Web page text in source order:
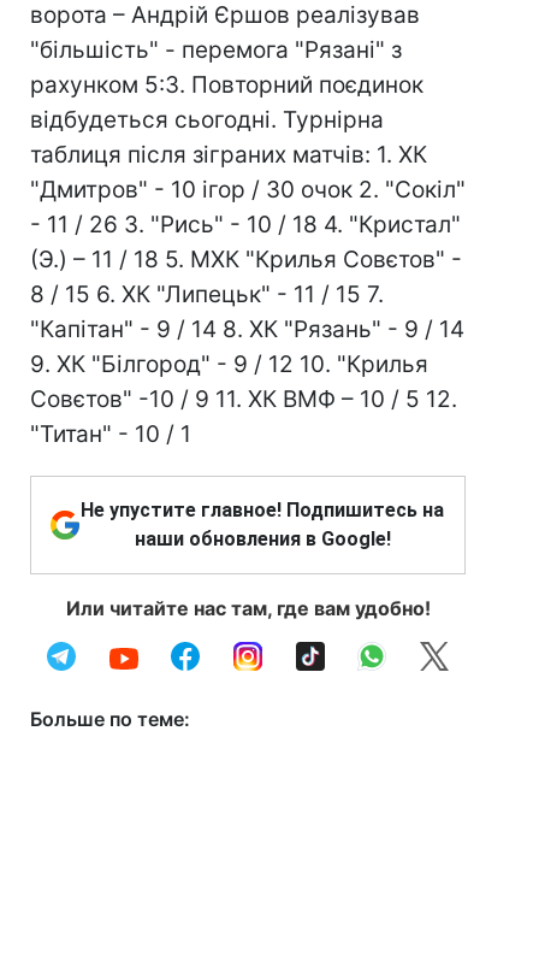
ворота – Андрій Єршов реалізував
"більшість" - перемога "Рязані" з
рахунком 5:3. Повторний поєдинок
відбудеться сьогодні. Турнірна
таблиця після зіграних матчів: 1. ХК
"Дмитров" - 10 ігор / 30 очок 2. "Сокіл"
- 11 / 26 3. "Рись" - 10 / 18 4. "Кристал"
(Э.) – 11 / 18 5. МХК "Крилья Совєтов" -
8 / 15 6. ХК "Липецьк" - 11 / 15 7.
"Капітан" - 9 / 14 8. ХК "Рязань" - 9 / 14
9. ХК "Білгород" - 9 / 12 10. "Крилья
Совєтов" -10 / 9 11. ХК ВМФ – 10 / 5 12.
"Титан" - 10 / 1
Не упустите главное! Подпишитесь на
наши обновления в Google!
Или читайте нас там, где вам удобно!
Больше по теме: